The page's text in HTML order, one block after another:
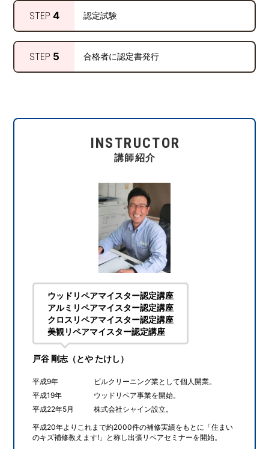
STEP4 認定試験
STEP 5 合格者に認定書発行
INSTRUCTOR
講師紹介
ウッドリペアマイスター認定講座
アルミリペアマイスター認定講座
クロスリペアマイスター認定講座
美観リペアマイスター認定講座
戸谷 剛志（とや たけし）
平成9年
ビルクリーニング業として個人開業。
平成19年
ウッドリペア事業を開始。
平成22年5月
株式会社シャイン設立。
平成20年よりこれまで約2000件の補修実績をもとに「住まい
のキズ補修教えます!」と称し出張リペアセミナーを開始。